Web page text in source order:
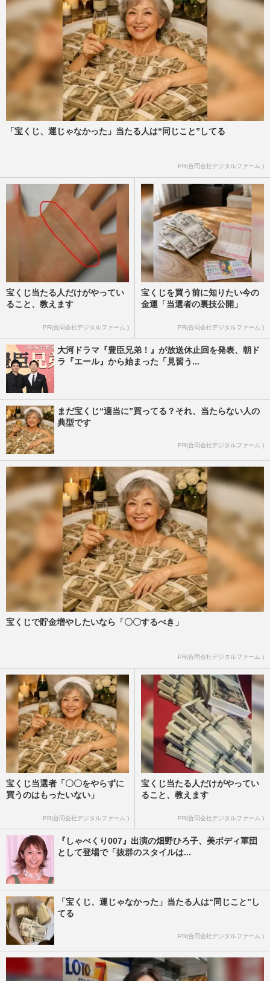
「宝くじ、運じゃなかった」当たる人は“同じこと”してる
PR(合同会社デジタルファーム )
宝くじ当たる人だけがやってい
ること、教えます
PR(合同会社デジタルファーム )
宝くじを買う前に知りたい今の
金運「当選者の裏技公開」
PR(合同会社デジタルファーム )
大河ドラマ『豊臣兄弟！』が放送休止回を発表、朝ド
ラ『エール』から始まった「見習う...
まだ宝くじ“適当に”買ってる？それ、当たらない人の
典型です
PR(合同会社デジタルファーム )
宝くじで貯金増やしたいなら「〇〇するべき」
PR(合同会社デジタルファーム )
宝くじ当選者「〇〇をやらずに
買うのはもったいない」
PR(合同会社デジタルファーム )
宝くじ当たる人だけがやってい
ること、教えます
PR(合同会社デジタルファーム )
『しゃべくり007』出演の畑野ひろ子、美ボディ軍団
として登場で「抜群のスタイルは...
「宝くじ、運じゃなかった」当たる人は“同じこと”し
てる
PR(合同会社デジタルファーム )